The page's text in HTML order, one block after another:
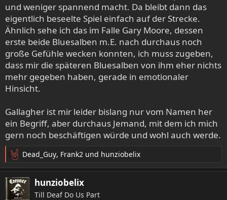
und weniger spannend macht. Da bleibt dann das
eigentlich beseelte Spiel einfach auf der Strecke.
Ähnlich sehe ich das im Falle Gary Moore, dessen
erste beide Bluesalben m.E. nach durchaus noch
große Gefühle wecken konnten, ich muss zugeben,
dass mir die späteren Bluesalben von ihm eher nichts
mehr gegeben haben, gerade in emotionaler
Hinsicht.
Gallagher ist mir leider bislang nur vom Namen her
ein Begriff, aber durchaus Jemand, mit dem ich mich
gern noch beschäftigen würde und wohl auch werde.
R
e
a
k
Dead_Guy, Frank2 und hunziobelix
hunziobelix
Till Deaf Do Us Part